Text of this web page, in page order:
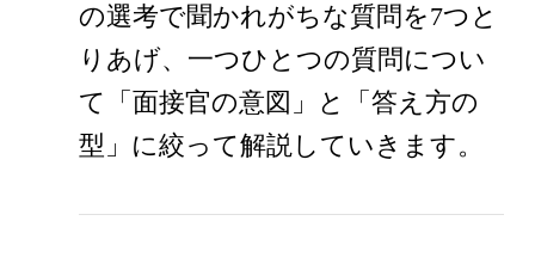
の選考で聞かれがちな質問を7つと
りあげ、一つひとつの質問につい
て「面接官の意図」と「答え方の
型」に絞って解説していきます。